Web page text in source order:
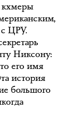
кхмеры
с ЦРУ.
Никсону:
его имя
история
большого